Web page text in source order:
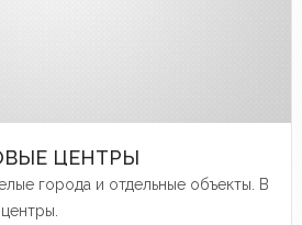
ЦЕНТРЫ
города и отдельные объекты. В